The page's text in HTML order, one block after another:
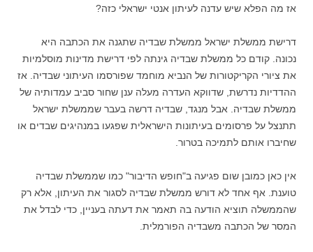
אז מה הפלא שיש עדנה לעיתון אנטי ישראלי כזה?
דרישת ממשלת ישראל ממשלת שבדיה שתגנה את הכתבה היא
נכונה. קודם כל ממשלת שבדיה גינתה לפי דרישת מדינות מוסלמיות
את ציורי הקריקטורות של הנביא מוחמד שפורסמו העיתוני שבדיה. אז
ההדדיות נדרשת, שדווקא העדרה מעלה ענן שחור סביב עמדותיה של
ממשלת שבדיה. אבל מנגד, שבדיה דרשה בעבר שממשלת ישראל
תתנצל על פרסומים בעיתונות הישראלית שפגעו במנהיגים שבדים או
שחיברו אותם לתמיכה בטרור.
אין כאן כמובן שום פגיעה ב"חופש הדיבור" כמו שממשלת שבדיה
טוענת. אף אחד לא דורש ממשלת שבדיה לסגור את העיתון, אלא רק
שהממשלה תוציא הודעה בה תאמר את דעתה בעניין, כדי לבדל את
המסר של הכתבה משבדיה הפורמלית.